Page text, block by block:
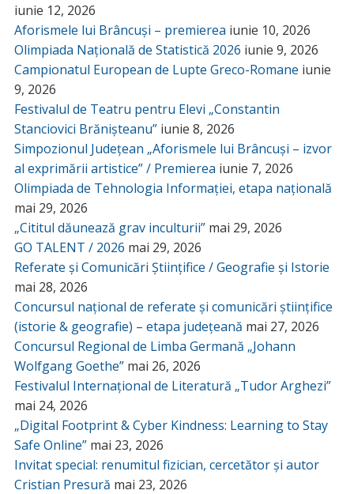
iunie 12, 2026
Aforismele lui Brâncuși – premierea iunie 10, 2026
Olimpiada Națională de Statistică 2026 iunie 9, 2026
Campionatul European de Lupte Greco-Romane iunie
9, 2026
Festivalul de Teatru pentru Elevi „Constantin
Stanciovici Brănișteanu” iunie 8, 2026
Simpozionul Județean „Aforismele lui Brâncuși – izvor
al exprimării artistice” / Premierea iunie 7, 2026
Olimpiada de Tehnologia Informației, etapa națională
mai 29, 2026
„Cititul dăunează grav inculturii” mai 29, 2026
GO TALENT / 2026 mai 29, 2026
Referate și Comunicări Științifice / Geografie și Istorie
mai 28, 2026
Concursul național de referate și comunicări științifice
(istorie & geografie) – etapa județeană mai 27, 2026
Concursul Regional de Limba Germană „Johann
Wolfgang Goethe” mai 26, 2026
Festivalul Internațional de Literatură „Tudor Arghezi”
mai 24, 2026
„Digital Footprint & Cyber Kindness: Learning to Stay
Safe Online” mai 23, 2026
Invitat special: renumitul fizician, cercetător și autor
Cristian Presură mai 23, 2026